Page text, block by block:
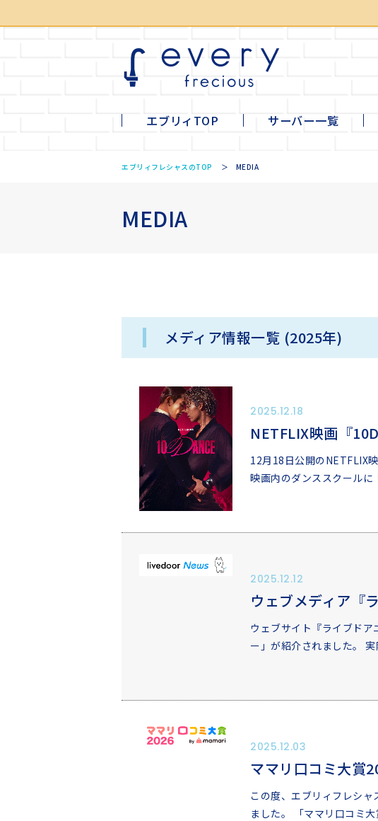
エブリィTOP サーバー一覧
lite
mini
エブリィフレシャスのTOP MEDIA
MEDIA
メディア情報一覧 (2025年)
2025.12.18
NETFLIX映画『
12月18日公開のNETFLIX
映画内のダンススクール
2025.12.12
ウェブメディア『
ウェブサイト『ライブドア
ー」が紹介されました。
2025.12.03
ママリ口コミ大賞
この度、エブリィフレシ
ました。 「ママリ口コミ